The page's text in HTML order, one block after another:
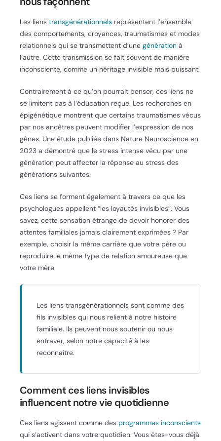
Les liens transgénérationnels représentent l’ensemble
des comportements, croyances, traumatismes et modes
relationnels qui se transmettent d’une génération à
l’autre. Cette transmission se fait souvent de manière
inconsciente, comme un héritage invisible mais puissant.
Contrairement à ce qu’on pourrait penser, ces liens ne
se limitent pas à l’éducation reçue. Les recherches en
épigénétique montrent que certains traumatismes vécus
par nos ancêtres peuvent modifier l’expression de nos
gènes. Une étude publiée dans Nature Neuroscience en
2023 a démontré que le stress intense vécu par une
génération peut affecter la réponse au stress des
générations suivantes.
Ces liens se forment également à travers ce que les
psychologues appellent “les loyautés invisibles”. Vous
savez, cette sensation étrange de devoir honorer des
attentes familiales jamais clairement exprimées ? Par
exemple, choisir la même carrière que votre père ou
reproduire le même type de relation amoureuse que
votre mère.
Les liens transgénérationnels sont comme des
fils invisibles qui nous relient à notre histoire
familiale. Ils peuvent nous soutenir ou nous
entraver, selon notre capacité à les
reconnaître.
Comment ces liens invisibles
influencent notre vie quotidienne
Ces liens agissent comme des programmes inconscients
qui s’activent dans votre quotidien. Vous êtes-vous déjà